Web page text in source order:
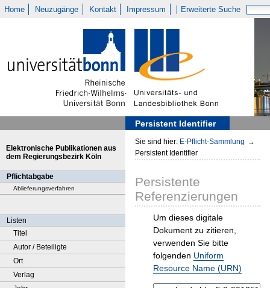
Home Neuzugänge Kontakt Impressum Erweiterte Suche
Persistent Identifier
Elektronische Publikationen aus
dem Regierungsbezirk Köln
Pflichtabgabe
Ablieferungsverfahren
Listen
Titel
Autor / Beteiligte
Ort
Verlag
Sie sind hier: E-Pflicht-Sammlung →
Persistent Identifier
Persistente
Referenzierungen
Um dieses digitale
Dokument zu zitieren,
verwenden Sie bitte
folgenden Uniform
Resource Name (URN)